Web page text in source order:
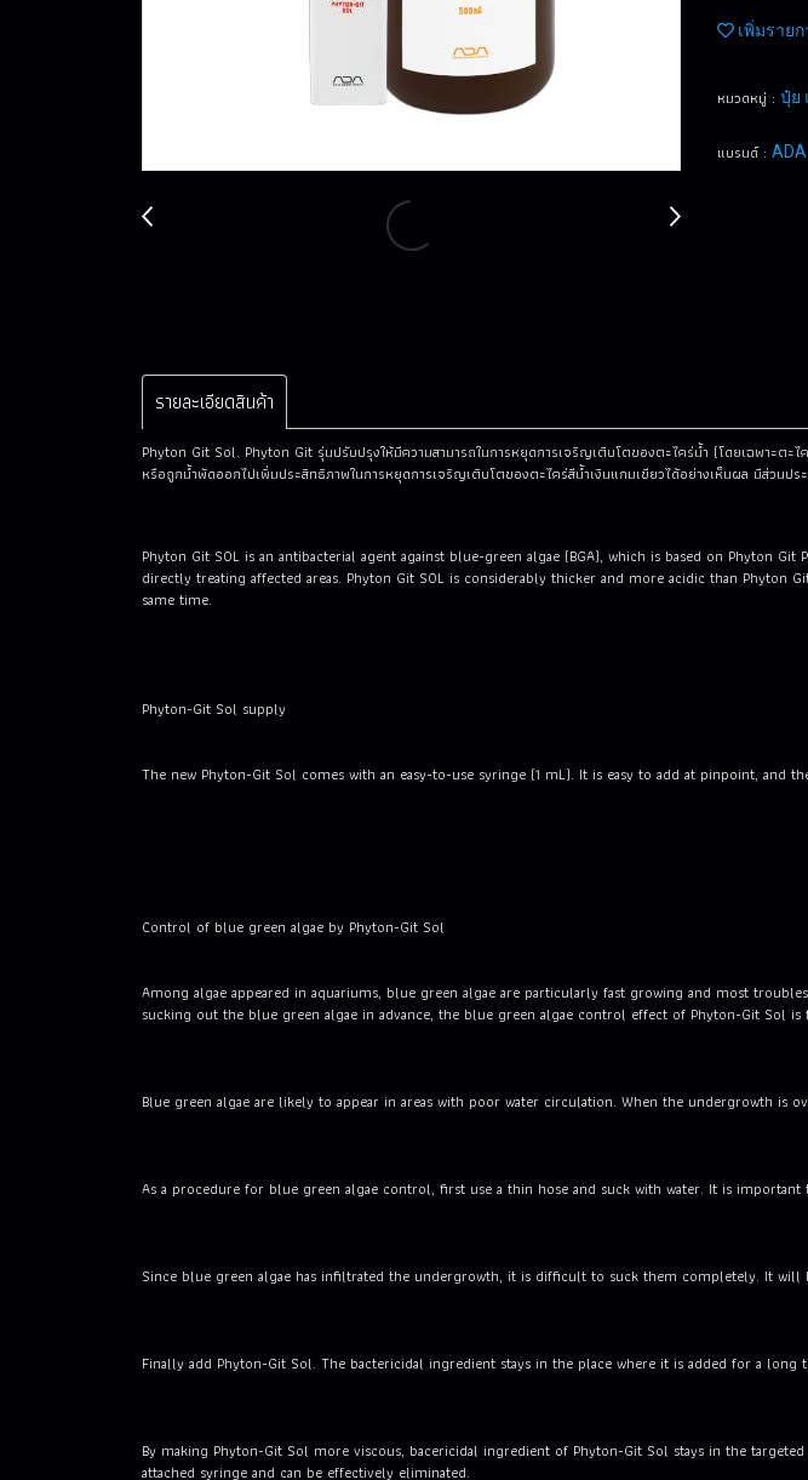
เพิ่มราย
หมวดหมู่ : ปุ๋ย
แบรนด์ : ADA
รายละเอียดสินค้า
Phyton Git Sol. Phyton Git รุ่นปรับปรุงให้มีความสามารถในการหยุดการเจริญเติบโตของตะไคร่น้ำ (โดยเฉพาะต
หรือถูกน้ำพัดออกไปเพิ่มประสิทธิภาพในการหยุดการเจริญเติบโตของตะไคร่สีน้ำเงินแกมเขียวได้อย่างเห็นผล มีส่วน
Phyton Git SOL is an antibacterial agent against blue-green algae (BGA), which is based on Phyton
directly treating affected areas. Phyton Git SOL is considerably thicker and more acidic than
same time.
Phyton-Git Sol supply
The new Phyton-Git Sol comes with an easy-to-use syringe (1 mL). It is easy to add at pinpoint,
Control of blue green algae by Phyton-Git Sol
Among algae appeared in aquariums, blue green algae are particularly fast growing and most
sucking out the blue green algae in advance, the blue green algae control effect of Phyton-Git Sol is
Blue green algae are likely to appear in areas with poor water circulation. When the undergrowth is
As a procedure for blue green algae control, first use a thin hose and suck with water. It is important
Since blue green algae has infiltrated the undergrowth, it is difficult to suck them completely. It
Finally add Phyton-Git Sol. The bactericidal ingredient stays in the place where it is added for a
By making Phyton-Git Sol more viscous, bacericidal ingredient of Phyton-Git Sol stays in the
attached syringe and can be effectively eliminated.